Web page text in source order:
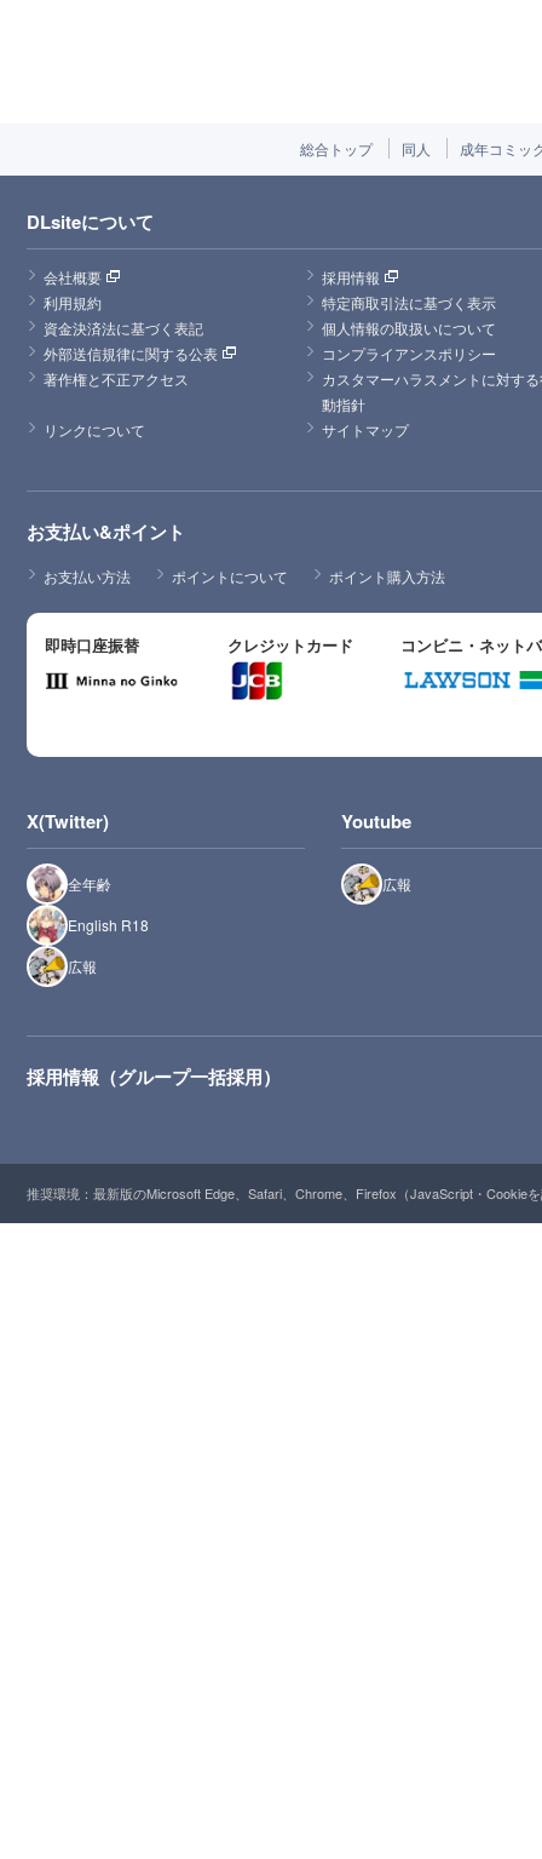
総合トップ 同人 成年コミッ
DLsiteについて
会社概要
採用情報
利用規約
特定商取引法に基づく表示
資金決済法に基づく表記
個人情報の取扱いについて
外部送信規律に関する公表
コンプライアンスポリシー
著作権と不正アクセス
カスタマーハラスメントに対す
動指針
リンクについて
サイトマップ
お支払い&ポイント
お支払い方法 ポイントについて ポイント購入方法
即時口座振替 クレジットカード コンビニ・ネット
X(Twitter)
全年齢
English R18
広報
Youtube
広報
採用情報（グループ一括採用）
推奨環境：最新版のMicrosoft Edge、Safari、Chrome、Firefox（JavaScript・Cookie